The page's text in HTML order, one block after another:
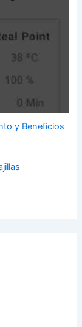
y Beneficios